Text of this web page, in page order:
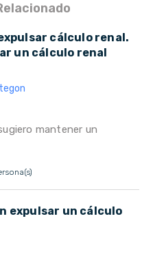
cálculo renal.
un cálculo renal
mantener un
expulsar un cálculo